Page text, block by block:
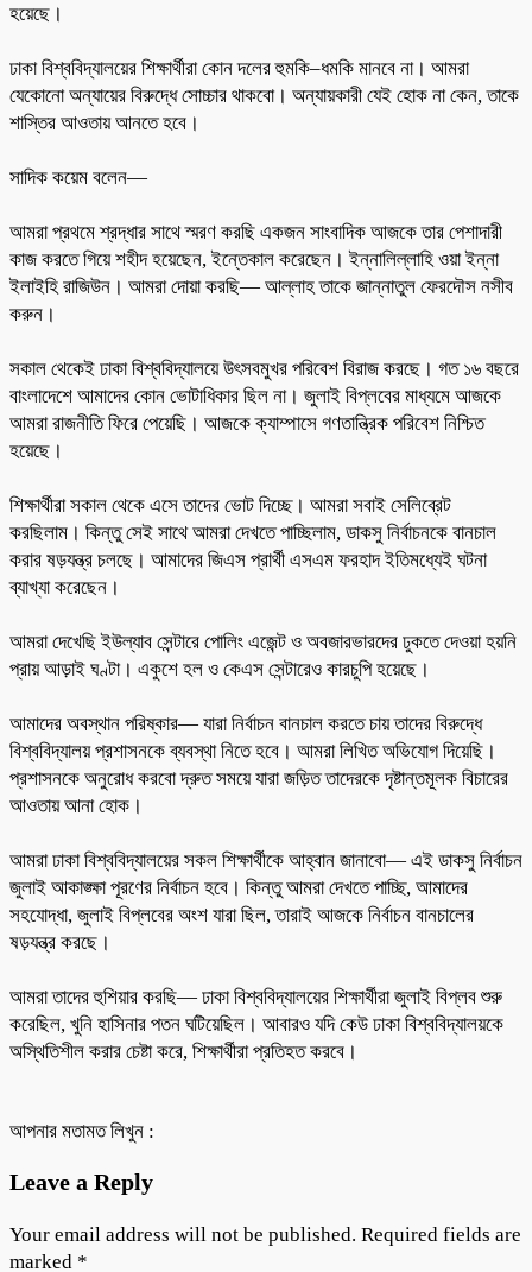
হয়েছে।
ঢাকা বিশ্ববিদ্যালয়ের শিক্ষার্থীরা কোন দলের হুমকি–ধমকি মানবে না। আমরা
যেকোনো অন্যায়ের বিরুদ্ধে সোচ্চার থাকবো। অন্যায়কারী যেই হোক না কেন, তাকে
শাস্তির আওতায় আনতে হবে।
সাদিক কয়েম বলেন—
আমরা প্রথমে শ্রদ্ধার সাথে স্মরণ করছি একজন সাংবাদিক আজকে তার পেশাদারী
কাজ করতে গিয়ে শহীদ হয়েছেন, ইন্তেকাল করেছেন। ইন্নালিল্লাহি ওয়া ইন্না
ইলাইহি রাজিউন। আমরা দোয়া করছি— আল্লাহ তাকে জান্নাতুল ফেরদৌস নসীব
করুন।
সকাল থেকেই ঢাকা বিশ্ববিদ্যালয়ে উৎসবমুখর পরিবেশ বিরাজ করছে। গত ১৬ বছরে
বাংলাদেশে আমাদের কোন ভোটাধিকার ছিল না। জুলাই বিপ্লবের মাধ্যমে আজকে
আমরা রাজনীতি ফিরে পেয়েছি। আজকে ক্যাম্পাসে গণতান্ত্রিক পরিবেশ নিশ্চিত
হয়েছে।
শিক্ষার্থীরা সকাল থেকে এসে তাদের ভোট দিচ্ছে। আমরা সবাই সেলিব্রেট
করছিলাম। কিন্তু সেই সাথে আমরা দেখতে পাচ্ছিলাম, ডাকসু নির্বাচনকে বানচাল
করার ষড়যন্ত্র চলছে। আমাদের জিএস প্রার্থী এসএম ফরহাদ ইতিমধ্যেই ঘটনা
ব্যাখ্যা করেছেন।
আমরা দেখেছি ইউল্যাব সেন্টারে পোলিং এজেন্ট ও অবজারভারদের ঢুকতে দেওয়া হয়নি
প্রায় আড়াই ঘণ্টা। একুশে হল ও কেএস সেন্টারেও কারচুপি হয়েছে।
আমাদের অবস্থান পরিষ্কার— যারা নির্বাচন বানচাল করতে চায় তাদের বিরুদ্ধে
বিশ্ববিদ্যালয় প্রশাসনকে ব্যবস্থা নিতে হবে। আমরা লিখিত অভিযোগ দিয়েছি।
প্রশাসনকে অনুরোধ করবো দ্রুত সময়ে যারা জড়িত তাদেরকে দৃষ্টান্তমূলক বিচারের
আওতায় আনা হোক।
আমরা ঢাকা বিশ্ববিদ্যালয়ের সকল শিক্ষার্থীকে আহ্বান জানাবো— এই ডাকসু নির্বাচন
জুলাই আকাঙ্ক্ষা পূরণের নির্বাচন হবে। কিন্তু আমরা দেখতে পাচ্ছি, আমাদের
সহযোদ্ধা, জুলাই বিপ্লবের অংশ যারা ছিল, তারাই আজকে নির্বাচন বানচালের
ষড়যন্ত্র করছে।
আমরা তাদের হুশিয়ার করছি— ঢাকা বিশ্ববিদ্যালয়ের শিক্ষার্থীরা জুলাই বিপ্লব শুরু
করেছিল, খুনি হাসিনার পতন ঘটিয়েছিল। আবারও যদি কেউ ঢাকা বিশ্ববিদ্যালয়কে
অস্থিতিশীল করার চেষ্টা করে, শিক্ষার্থীরা প্রতিহত করবে।
আপনার মতামত লিখুন :
Leave a Reply
Your email address will not be published. Required fields are
marked *